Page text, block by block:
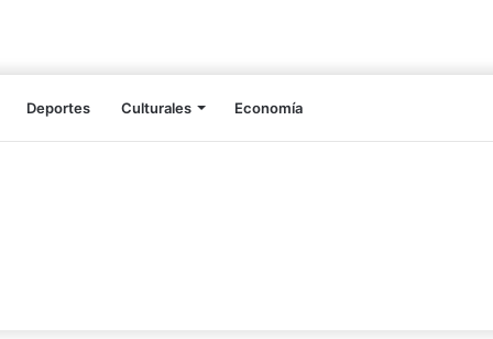
Deportes Culturales Economía